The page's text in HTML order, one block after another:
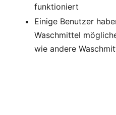
funktioniert
Einige Benutzer
Waschmittel
wie andere